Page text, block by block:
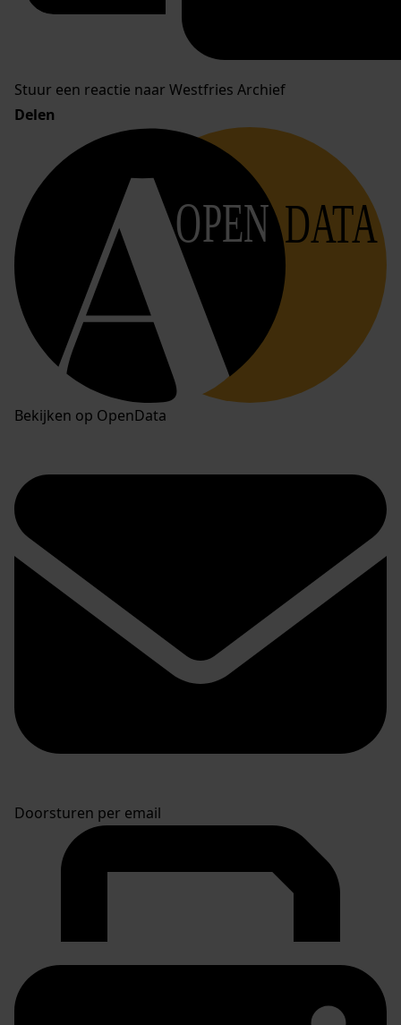
Stuur een reactie naar Westfries Archief
Delen
OPEN DATA
Bekijken op OpenData
Doorsturen per email